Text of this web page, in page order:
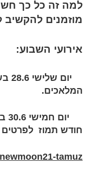
למה זה כל כך
מוזמנים להקשיב
אירועי השבוע:
המלאכים.
יום חמישי 30.6 בשעה 17:30
חודש תמוז לפרטים
tamuz/